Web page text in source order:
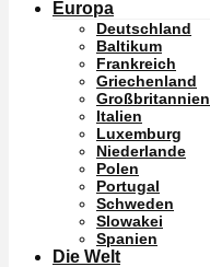
Europa
Deutschland
Baltikum
Frankreich
Griechenland
Großbritannien
Italien
Luxemburg
Niederlande
Polen
Portugal
Schweden
Slowakei
Spanien
Die Welt